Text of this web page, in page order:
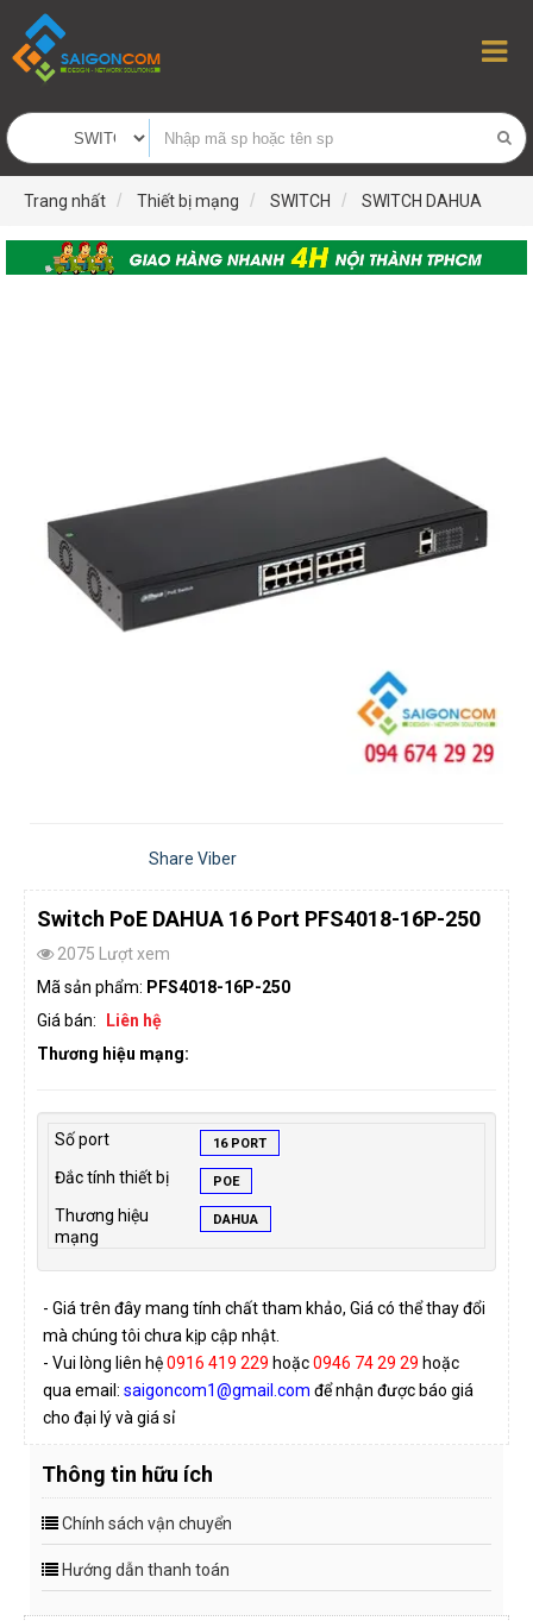
Trang nhất Thiết bị mạng SWITCH SWITCH DAHUA
Share Viber
Switch PoE DAHUA 16 Port PFS4018-16P-250
2075 Lượt xem
Mã sản phẩm: PFS4018-16P-250
Giá bán:
Liên hệ
Thương hiệu mạng:
Số port 16 PORT
Đắc tính thiết bị POE
Thương hiệu
mạng
DAHUA
- Giá trên đây mang tính chất tham khảo, Giá có thể thay đổi
mà chúng tôi chưa kịp cập nhật.
- Vui lòng liên hệ0916 419 229 hoặc0946 74 29 29 hoặc
qua email: saigoncom1@gmail.com để nhận được báo giá
cho đại lý và giá sỉ
Thông tin hữu ích
Chính sách vận chuyển
Hướng dẫn thanh toán